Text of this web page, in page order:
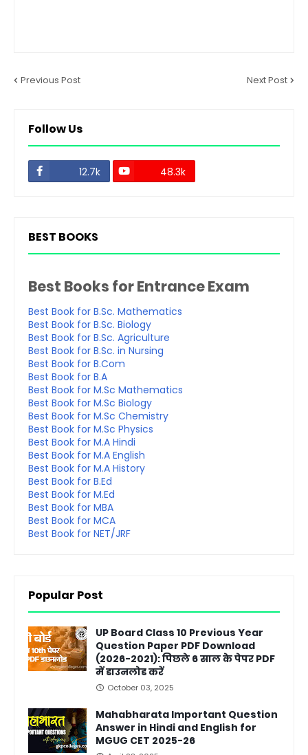
Previous Post Next Post
Follow Us
12.7k 48.3k
BEST BOOKS
Best Books for Entrance Exam
Best Book for B.Sc. Mathematics
Best Book for B.Sc. Biology
Best Book for B.Sc. Agriculture
Best Book for B.Sc. in Nursing
Best Book for B.Com
Best Book for B.A
Best Book for M.Sc Mathematics
Best Book for M.Sc Biology
Best Book for M.Sc Chemistry
Best Book for M.Sc Physics
Best Book for M.A Hindi
Best Book for M.A English
Best Book for M.A History
Best Book for B.Ed
Best Book for M.Ed
Best Book for MBA
Best Book for MCA
Best Book for NET/JRF
Popular Post
UP Board Class 10 Previous Year
Question Paper PDF Download
(2026-2021): पिछले 6 साल के पेपर PDF
में डाउनलोड करें
October 03, 2025
Mahabharata Important Question
Answer in Hindi and English for
MGUG CET 2025-26